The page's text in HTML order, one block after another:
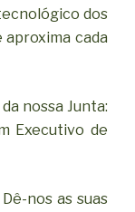
dos
aproxima cada
nossa Junta:
Executivo de
nos as suas